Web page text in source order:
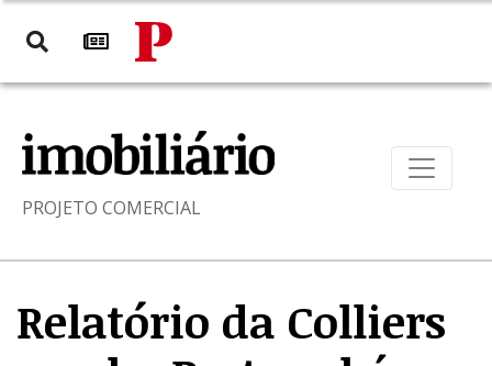
PROJETO COMERCIAL
Relatório da Colliers